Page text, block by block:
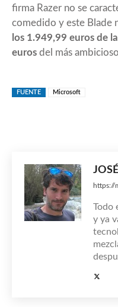
firma Razer no se
comedido y este Blade
los 1.949,99 euros de
euros del más
FUENTE Microsoft
https://
Todo
y ya